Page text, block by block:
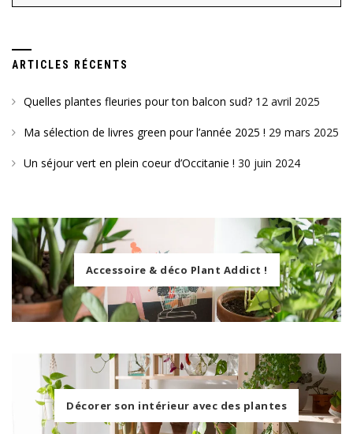
ARTICLES RÉCENTS
Quelles plantes fleuries pour ton balcon sud? 12 avril 2025
Ma sélection de livres green pour l’année 2025 ! 29 mars 2025
Un séjour vert en plein coeur d’Occitanie ! 30 juin 2024
Accessoire & déco Plant Addict !
Décorer son intérieur avec des plantes